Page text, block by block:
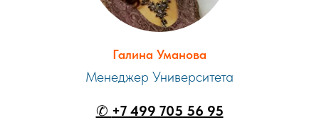
Галина Уманова
Менеджер Университета
✆ +7 499 705 56 95